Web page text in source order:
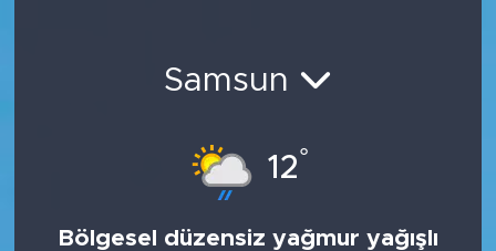
Samsun
12°
Bölgesel düzensiz yağmur yağışlı